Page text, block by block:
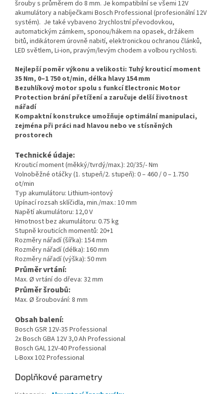
šrouby s průměrem do 8 mm. Je kompatibilní se všemi 12V
akumulátory a nabíječkami Bosch Professional (profesionální 12V
systém). Je také vybaveno 2rychlostní převodovkou,
automatickým zámkem, sponou/hákem na opasek, držákem
bitů, indikátorem úrovně nabití, elektronickou ochranou článků,
LED světlem, Li-ion, pravým/levým chodem a volbou rychlosti.
Nejlepší poměr výkonu a velikosti: Tuhý krouticí moment
35 Nm, 0–1 750 ot/min, délka hlavy 154 mm
Bezuhlíkový motor spolu s funkcí Electronic Motor
Protection brání přetížení a zaručuje delší životnost
nářadí
Kompaktní konstrukce umožňuje optimální manipulaci,
zejména při práci nad hlavou nebo ve stísněných
prostorech
Technické údaje:
Krouticí moment (měkký/tvrdý/max.): 20/35/- Nm
Volnoběžné otáčky (1. stupeň/2. stupeň): 0 – 460 / 0 – 1.750
ot/min
Typ akumulátoru: Lithium-iontový
Upínací rozsah sklíčidla, min./max.: 10 mm
Napětí akumulátoru: 12,0 V
Hmotnost bez akumulátoru: 0.75 kg
Stupně krouticích momentů: 20+1
Rozměry nářadí (šířka): 154 mm
Rozměry nářadí (délka): 160 mm
Rozměry nářadí (výška): 50 mm
Průměr vrtání:
Max. Ø vrtání do dřeva: 32 mm
Průměr šroubů:
Max. Ø šroubování: 8 mm
Obsah balení:
Bosch GSR 12V-35 Professional
2x Bosch GBA 12V 3,0 Ah Professional
Bosch GAL 12V-40 Professional
L-Boxx 102 Professional
Doplňkové parametry